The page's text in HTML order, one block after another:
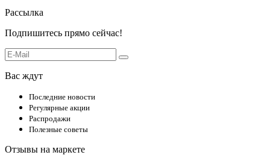
Рассылка
Подпишитесь прямо сейчас!
Вас ждут
Последние новости
Регулярные акции
Распродажи
Полезные советы
Отзывы на маркете